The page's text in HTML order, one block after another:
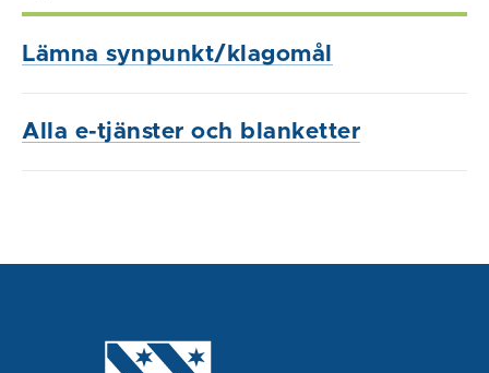
Lämna synpunkt/klagomål
Alla e-tjänster och blanketter